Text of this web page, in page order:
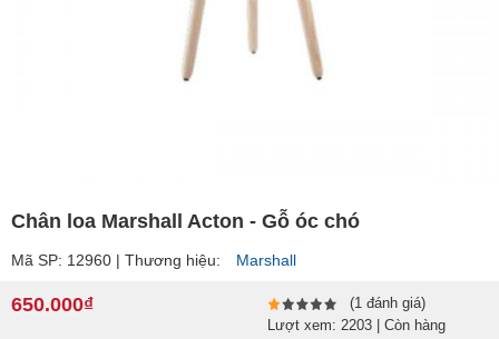
Chân loa Marshall Acton - Gỗ óc chó
Mã SP: 12960 | Thương hiệu: Marshall
650.000₫
(1 đánh giá)
Lượt xem: 2203 | Còn hàng